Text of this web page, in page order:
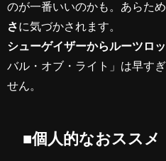
のが一番いいのかも。あらた
さに気づかされます。
シューゲイザーからルーツロ
バル・オブ・ライト」は早す
せん。
■個人的なおススメ